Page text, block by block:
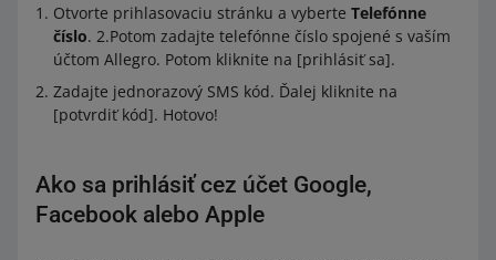
Otvorte prihlasovaciu stránku a vyberte Telefónne
číslo. 2.Potom zadajte telefónne číslo spojené s vaším
účtom Allegro. Potom kliknite na [prihlásiť sa].
Zadajte jednorazový SMS kód. Ďalej kliknite na
[potvrdiť kód]. Hotovo!
Ako sa prihlásiť cez účet Google,
Facebook alebo Apple